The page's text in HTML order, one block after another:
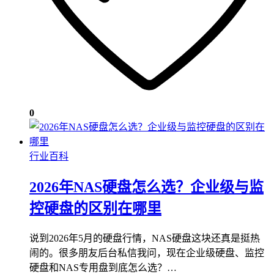
0
行业百科
2026年NAS硬盘怎么选？企业级与监
控硬盘的区别在哪里
说到2026年5月的硬盘行情，NAS硬盘这块还真是挺热
闹的。很多朋友后台私信我问，现在企业级硬盘、监控
硬盘和NAS专用盘到底怎么选？…